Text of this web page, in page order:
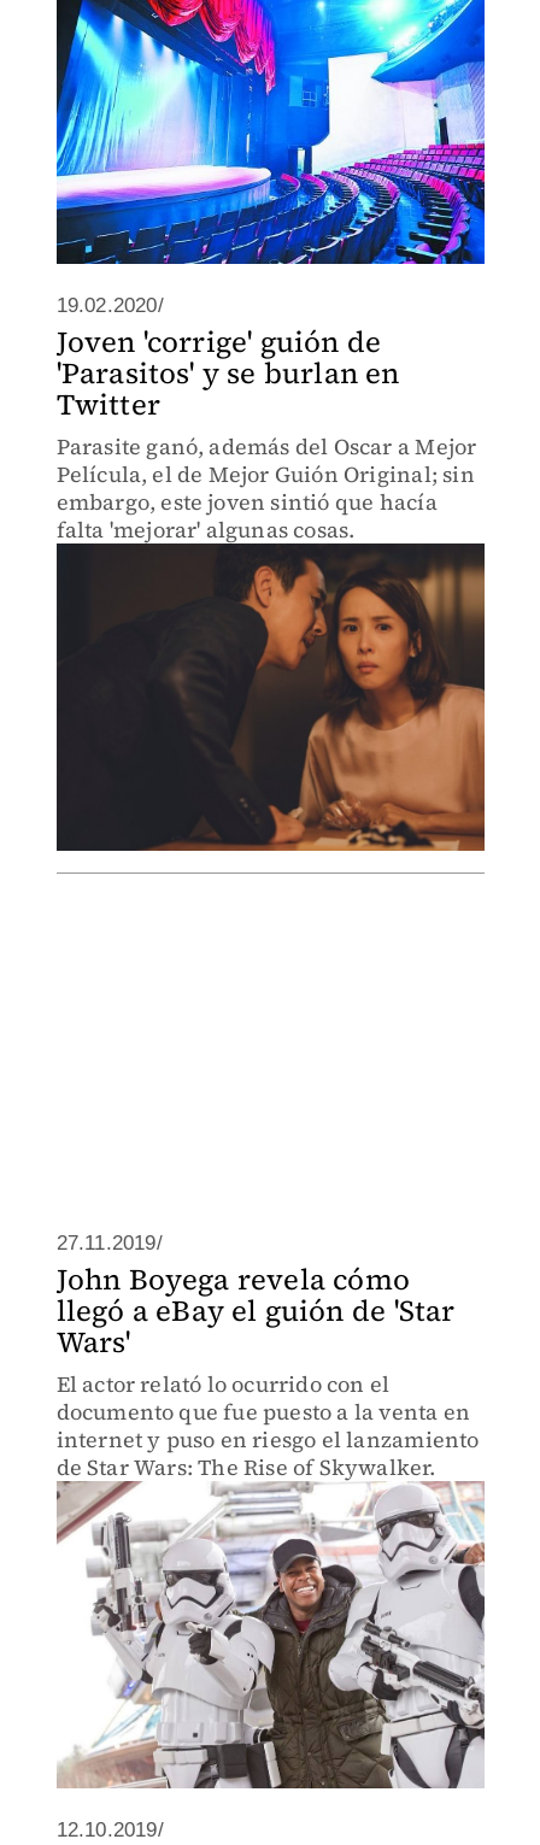
19.02.2020/
Joven 'corrige' guión de
'Parasitos' y se burlan en
Twitter
Parasite ganó, además del Oscar a Mejor
Película, el de Mejor Guión Original; sin
embargo, este joven sintió que hacía
falta 'mejorar' algunas cosas.
27.11.2019/
John Boyega revela cómo
llegó a eBay el guión de 'Star
Wars'
El actor relató lo ocurrido con el
documento que fue puesto a la venta en
internet y puso en riesgo el lanzamiento
de Star Wars: The Rise of Skywalker.
12.10.2019/